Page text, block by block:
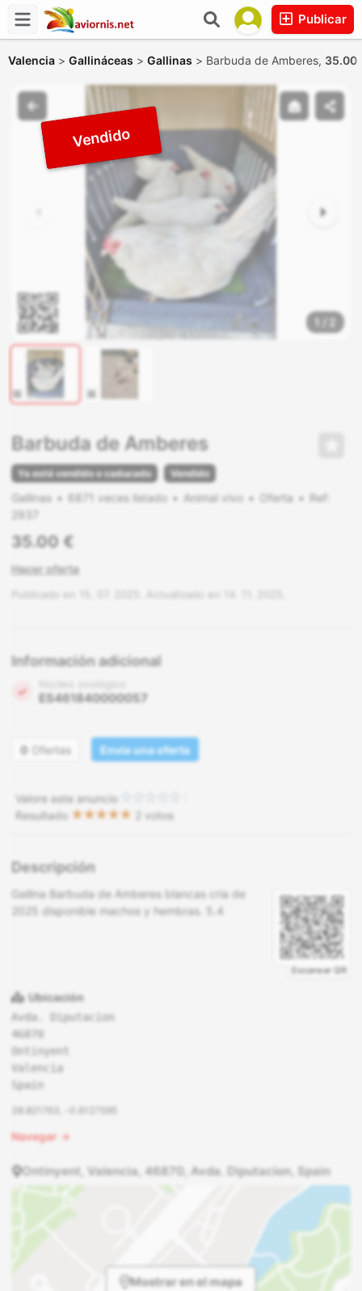
Publicar
Valencia > Gallináceas > Gallinas > Barbuda de Amberes, 35.00
Barbuda de Amberes
Ya está vendido o caducado Vendido
Gallinas 6871 veces listado Animal vivo Oferta
Ref:
2937
35.00 €
Hacer oferta
Publicado en 15. 07. 2025. Actualizado en 14. 11. 2025.
Información adicional
ES461840000057
0 Ofertas Envíe una oferta
Valore este anuncio
Resultado
2 votos
Descripción
Escanear QR
Gallina Barbuda de Amberes blancas cria de
2025 disponible machos y hembras. 5.4
Ubicación
Avda. Diputacion
46870
Ontinyent
Valencia
Spain
Navegar →
Ontinyent, Valencia, 46870, Avda. Diputacion, Spain
Mostrar en el mapa